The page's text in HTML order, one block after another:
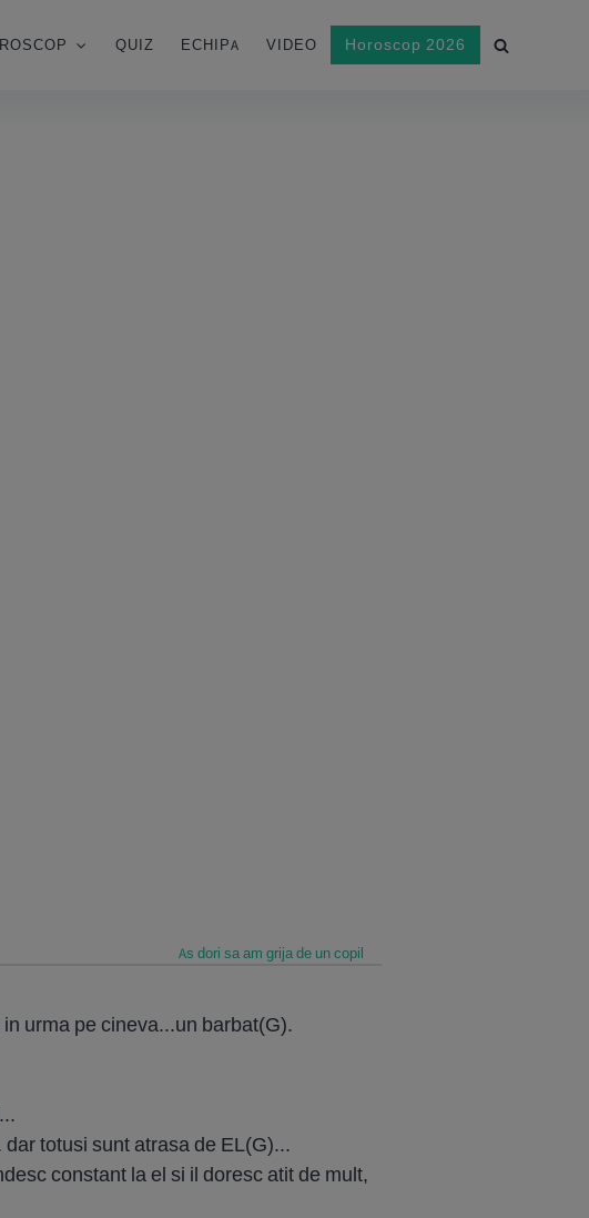
QUIZ ECHIPA VIDEO Horoscop 2026
As dori sa am grija de un copil
urma pe cineva...un barbat(G).
totusi sunt atrasa de EL(G)...
constant la el si il doresc atit de mult,